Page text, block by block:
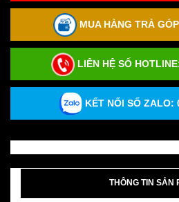
MUA HÀNG TRẢ
LIÊN HỆ SỐ
KẾT NỐI SỐ ZALO:
THÔNG TIN SẢN